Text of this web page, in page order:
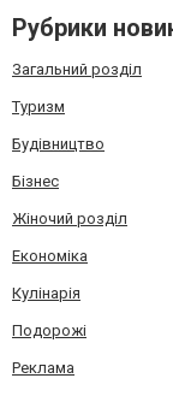
Рубрики
Загальний розділ
Туризм
Будівництво
Бізнес
Жіночий розділ
Економіка
Кулінарія
Подорожі
Реклама